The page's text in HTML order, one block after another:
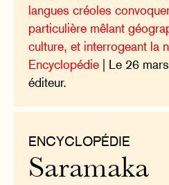
langues créoles
particulière mêlant
culture, et interrogeant la
Encyclopédie | Le 26
éditeur.
ENCYCLOPÉDIE
Saramaka